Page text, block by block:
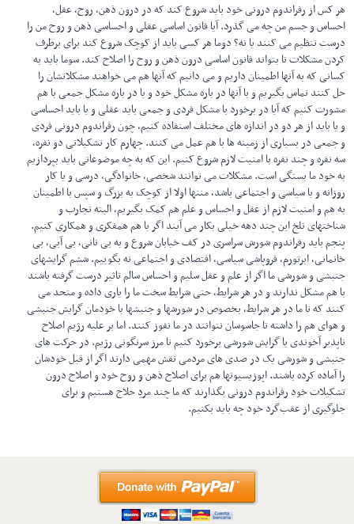
هر کس از رفراندوم درونی خود باید شروع کند که در درون ذهن، روح، عقل،
احساس و جسم من چه می گذرد. آیا قانون اساسی عقلی و احساسی ذهن و روح من را
درست تنظیم می کنند یا نه؟ دوما هر کسی باید از کوچک شروع کند برای برطرف
کردن مشکلات تا بتواند قانون اساسی درون ذهن و روح را اصلاح کند. سوما باید به
کسانی که به آنها اطمینان داریم و می دانیم که آنها هم می خواهند مشکلاتشان را
حل کنند تماس بگیریم و با آنها در باره مشکل خود و یا در باره مشکل جمعی با هم‌
مشورت کنیم که آیا در برخورد با مشکل فردی و جمعی باید عقلی و یا باید احساسی
و یا باید از هر دو در اندازه های مختلف استفاده کنیم، چون رفراندوم درونی فردی
و جمعی در بسیاری از زمینه ها با هم عمل می کنند. چهارم کار تشکیلاتی دو نفره،
سه نفره و چند نفره با امنیت لازم شروع کنیم. این که به چه موضوعاتی باید بپردازیم
به خود ما بستگی است. مشکلات می توانند شخصی، خانوادگی، درسی و یا کار
روزانه و یا سیاسی و اجتماعی باشد، منتها اولا از کوچک به بزرگ و سپس با اطمینان
به هم و امنیت لازم از عقل و احساس و علم هم کمک بگیریم، البته تجارب و
شناختهای تلخ این چند دهه خیلی بکار می آیند اگر با هم همفکری و همکاری کنیم.
پنجم باید رفراندوم شورش سراسری در کف خیابان شروع و به بی نانی، بی آبی، بی
خانمانی، ابرتورم، فروپاشی سیاسی، اقتصادی و اجتماعی نه بگوییم. ششم گرایشهای
جنبشی و شورشی ما اگر از علم و عقل سلیم و احساس سالم تاثیر درست گرفته باشند
با هم مشکل ندارند و در هر شرایط، حتی شرایط سخت ما را یاری داده و متحد می
کنند که تا ما در هر شرایط، بخصوص در شورشها و جنبشها با خودمان گرایش جنبشی
و هوای هم را داشته تا جاسوسان نتوانند در ما نفوز کنند. اما بر علیه رژیم اصلاح
ناپذیر آخوندی با گرایش شورشی برخورد کنیم تا مرز سرنگونی رژیم. در حرکت های
جنبشی و شورشی یک در صدی های مردمی نقش مهمی دارند اگر از قبل خودشان
را آماده کرده باشند. اپوزیسیونها هم برای اصلاح ذهن و روح خود و اصلاح درون
تشکیلات خود رفراندوم درونی بگذارند که ما چند مردِ حلاج هستیم و برای
جلوگیری از عقب‌گرد خود چه باید بکنیم.